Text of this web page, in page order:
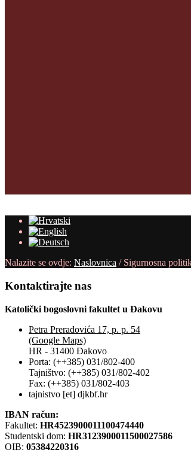
Nalazite se ovdje: Naslovnica / Sigurnosna
Kontaktirajte nas
Katolički bogoslovni fakultet u Đakovu
Petra Preradovića 17, p. p. 54
(Google Maps)
HR - 31400 Đakovo
Porta: (++385) 031/802-400
Tajništvo: (++385) 031/802-402
Fax: (++385) 031/802-403
tajnistvo [et] djkbf.hr
IBAN račun:
Fakultet: HR4523900011100474440
Studentski dom: HR3123900011500027586
OIB: 05384220316